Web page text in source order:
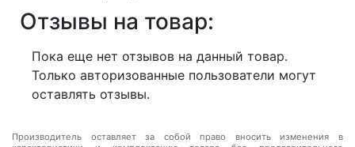
Отзывы на товар:
Пока еще нет отзывов на данный товар.
Только авторизованные пользователи могут
оставлять отзывы.
Производитель оставляет за собой право вносить изменения в